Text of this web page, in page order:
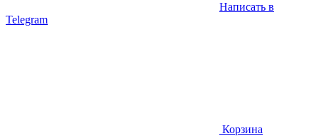
Написать в
Telegram
Корзина